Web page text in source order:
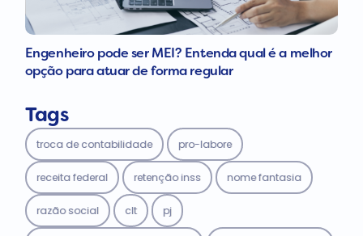
Engenheiro pode ser MEI? Entenda qual é a melhor
opção para atuar de forma regular
Tags
troca de contabilidade pro-labore
receita federal retenção inss nome fantasia
razão social clt pj